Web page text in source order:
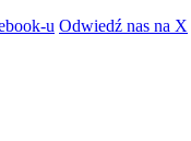
u Odwiedź nas na X